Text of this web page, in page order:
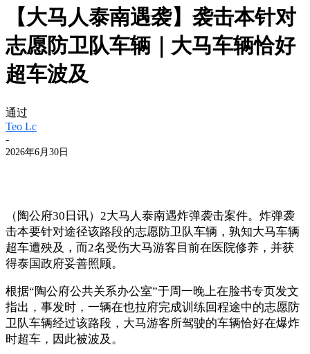
【大马人泰南遇袭】袭击本针对
志愿防卫队车辆｜大马车辆恰好
超车波及
通过
Teo Lc
-
2026年6月30日
（陶公府30日讯）2大马人泰南遇炸弹袭击案件。炸弹袭
击本要针对途径该路段的志愿防卫队车辆，孰知大马车辆
超车遭殃及，而2名受伤大马游客目前在医院修养，并获
得泰国政府妥善照顾。
根据“陶公府公共关系办公室”于周一晚上在脸书专页发文
指出，事发时，一辆在也拉府完成训练回程途中的志愿防
卫队车辆经过该路段，大马游客所驾驶的车辆恰好在爆炸
时超车，因此被波及。